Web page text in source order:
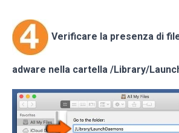
Verificare la presenza di
adware nella cartella /Library/